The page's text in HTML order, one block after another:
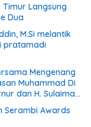
Timur Langsung
Dua
M.Si melantik
pratamadi
Mengenang
Muhammad Di
dan H. Sulaiman
Serambi Awards